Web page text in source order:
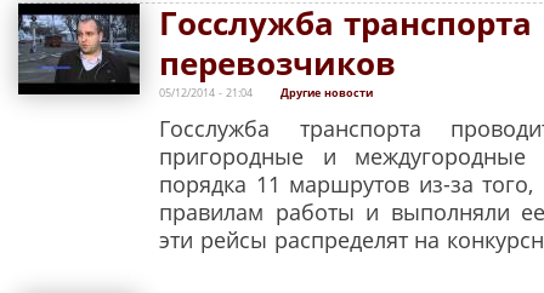
Госслужба
перевозчиков
05/12/2014 - 21:04 Другие новости
Госслужба транспорта
пригородные и
порядка 11 маршрутов из-за
правилам работы и выполняли
эти рейсы распределят на